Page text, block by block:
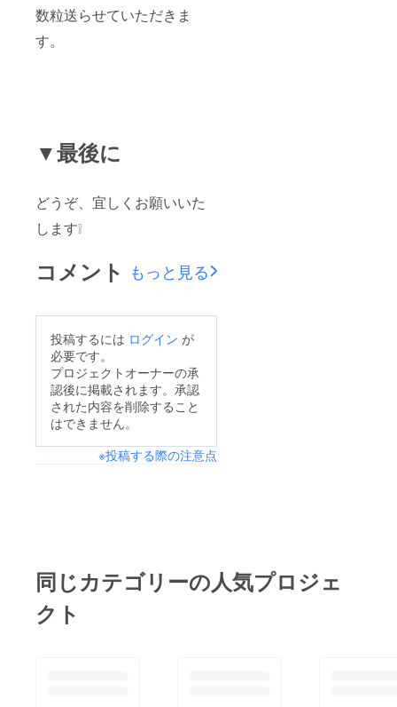
数粒送らせていただきま
す。
▼最後に
どうぞ、宜しくお願いいた
します❕
コメント もっと見る
投稿するには ログイン が
必要です。
プロジェクトオーナーの承
認後に掲載されます。承認
された内容を削除すること
はできません。
※投稿する際の注意点
同じカテゴリーの人気プロジェ
クト